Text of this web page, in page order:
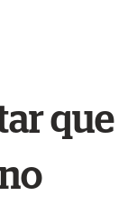
que